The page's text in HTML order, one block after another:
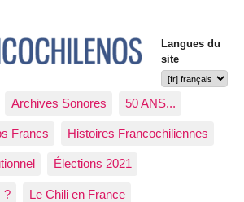
Langues du
site
Archives Sonores 50 ANS...
Francs Histoires Francochiliennes
Élections 2021
? Le Chili en France